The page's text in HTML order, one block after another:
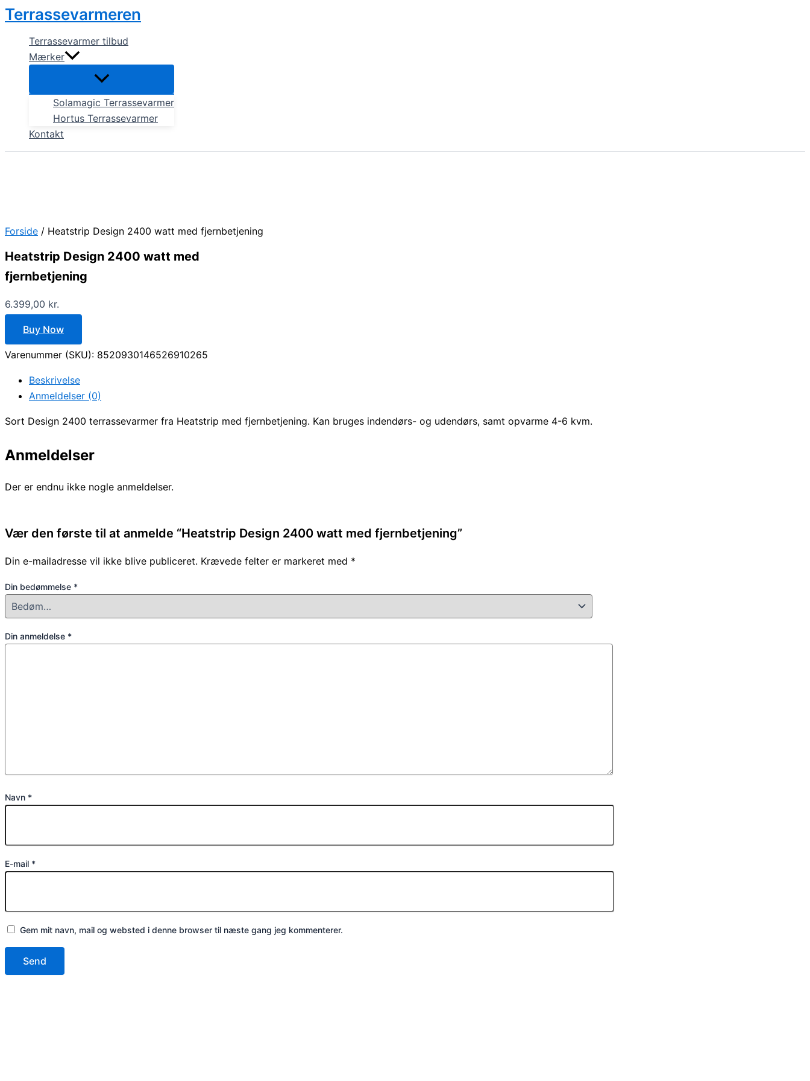
Gå
til
indholdet
Terrassevarmeren
Terrassevarmer tilbud
Mærker
Solamagic Terrassevarmer
Hortus Terrassevarmer
Kontakt
Forside / Heatstrip Design 2400 watt med fjernbetjening
Heatstrip Design 2400 watt med
fjernbetjening
6.399,00 kr.
Buy Now
Varenummer (SKU): 8520930146526910265
Beskrivelse
Anmeldelser (0)
Sort Design 2400 terrassevarmer fra Heatstrip med fjernbetjening. Kan bruges indendørs- og udendørs, samt opvarme 4-6 kvm.
Anmeldelser
Der er endnu ikke nogle anmeldelser.
Vær den første til at anmelde “Heatstrip Design 2400 watt med fjernbetjening”
Din e-mailadresse vil ikke blive publiceret. Krævede felter er markeret med *
Din bedømmelse *
Din anmeldelse *
Navn *
E-mail *
Gem mit navn, mail og websted i denne browser til næste gang jeg kommenterer.